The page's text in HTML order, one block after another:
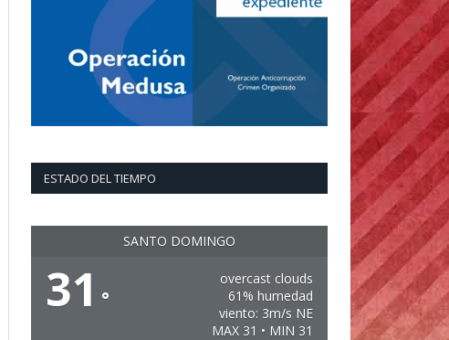
ESTADO DEL TIEMPO
SANTO DOMINGO
31 °
overcast clouds
61% humedad
viento: 3m/s NE
MAX 31 • MIN 31